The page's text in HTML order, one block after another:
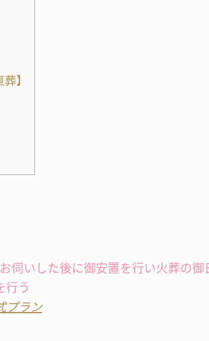
】
伺いした後に御安置を行い火葬の御
行う
プラン